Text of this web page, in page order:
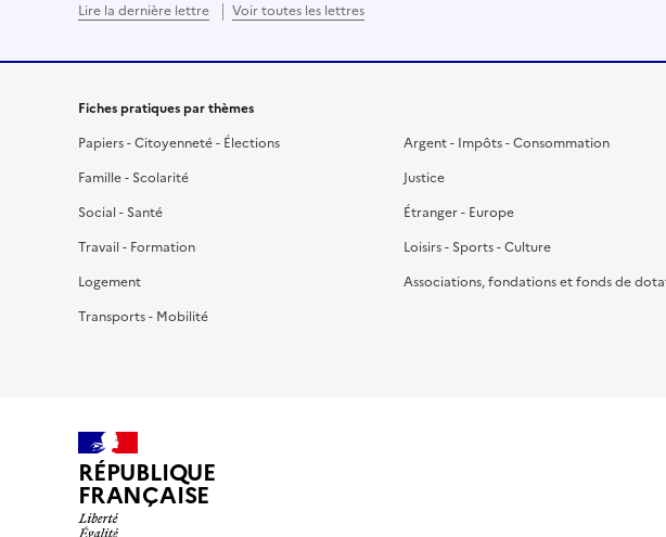
Lire la dernière lettre Voir toutes les lettres
Fiches pratiques par thèmes
Papiers - Citoyenneté - Élections
Famille - Scolarité
Social - Santé
Travail - Formation
Logement
Transports - Mobilité
Argent - Impôts - Consommation
Justice
Étranger - Europe
Loisirs - Sports - Culture
Associations, fondations et fonds de
RÉPUBLIQUE
FRANÇAISE